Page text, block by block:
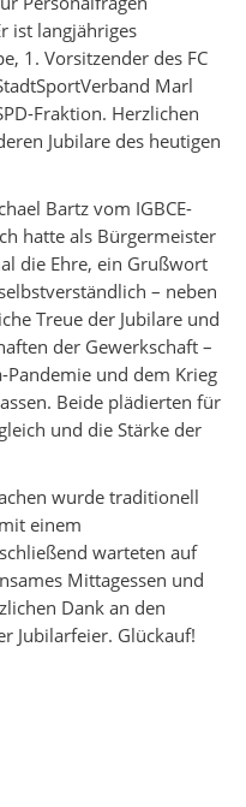
ist langjähriges
1. Vorsitzender des FC
Marl
Fraktion. Herzlichen
Jubilare des heutigen
Bartz vom IGBCE-
hatte als Bürgermeister
die Ehre, ein Grußwort
– neben
Treue der Jubilare und
der Gewerkschaft –
und dem Krieg
Beide plädierten für
und die Stärke der
wurde traditionell
einem
warteten auf
Mittagessen und
Dank an den
Jubilarfeier. Glückauf!